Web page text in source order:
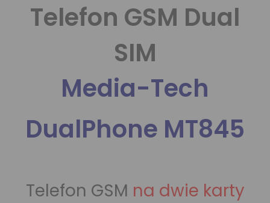
Telefon GSM Dual
SIM
Media-Tech
DualPhone MT845
Telefon GSM na dwie karty